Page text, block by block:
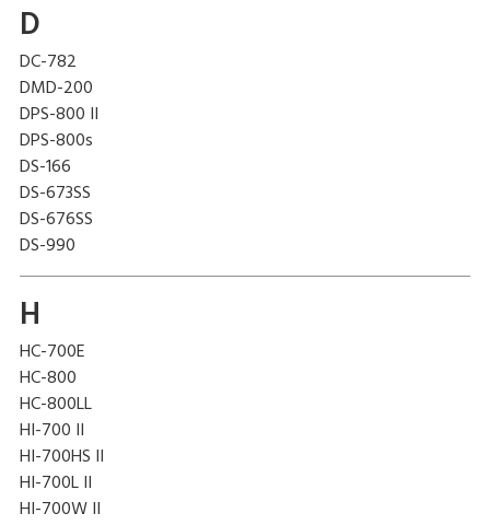
D
DC-782
DMD-200
DPS-800 II
DPS-800s
DS-166
DS-673SS
DS-676SS
DS-990
H
HC-700E
HC-800
HC-800LL
HI-700 II
HI-700HS II
HI-700L II
HI-700W II